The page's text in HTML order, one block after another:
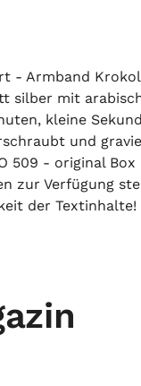
- Armband
mit
kleine
und
509 - original
zur Verfügung
der Textinhalte!